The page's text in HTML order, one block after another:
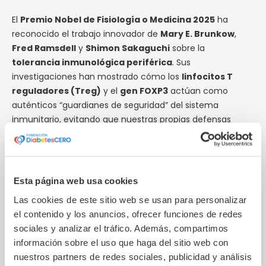
Esta página web usa cookies
Las cookies de este sitio web se usan para personalizar
el contenido y los anuncios, ofrecer funciones de redes
sociales y analizar el tráfico. Además, compartimos
información sobre el uso que haga del sitio web con
nuestros partners de redes sociales, publicidad y análisis
El Premio Nobel de Fisiología o Medicina 2025 ha
reconocido el trabajo innovador de Mary E. Brunkow,
Fred Ramsdell y Shimon Sakaguchi sobre la
tolerancia inmunológica periférica. Sus
investigaciones han mostrado cómo los linfocitos T
reguladores (Treg) y el gen FOXP3 actúan como
auténticos “guardianes de seguridad” del sistema
inmunitario, evitando que nuestras propias defensas
ataquen al organismo.
desarrollamos enfermedades autoinmunes de forma
estrategias para diagnosticar, tratar e incluso
prevenirpatologías autoinmunes tan conocidas como
laartritis reumatoide, laesclerosis múltiple, ellupus
o ladiabetes tipo 1 (dt1) .